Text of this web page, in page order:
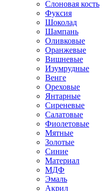
Слоновая кость
Фуксия
Шоколад
Шампань
Оливковые
Оранжевые
Вишневые
Изумрудные
Венге
Ореховые
Янтарные
Сиреневые
Салатовые
Фиолетовые
Мятные
Золотые
Синие
Материал
МДФ
Эмаль
Акрил